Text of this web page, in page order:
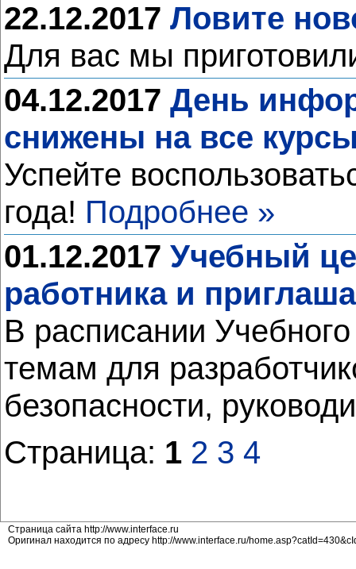
22.12.2017 Ловите
Для вас мы
04.12.2017 День
снижены на все
Успейте
года! Подробнее »
01.12.2017 Учебный
работника и
В расписании
темам для
безопасности,
Страница: 1 2 3 4
Страница сайта http://www.interface.ru
Оригинал находится по адресу http://www.interface.ru/